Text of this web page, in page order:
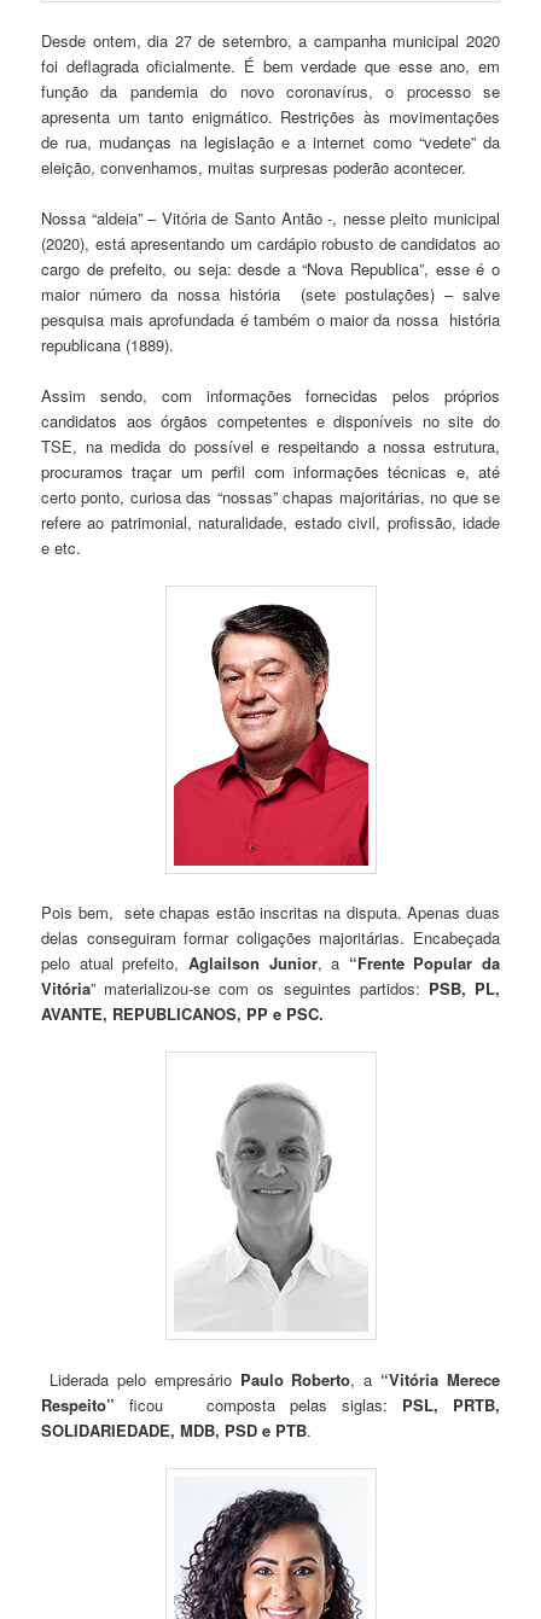
Desde ontem, dia 27 de setembro, a campanha municipal 2020
foi deflagrada oficialmente. É bem verdade que esse ano, em
função da pandemia do novo coronavírus, o processo se
apresenta um tanto enigmático. Restrições às movimentações
de rua, mudanças na legislação e a internet como “vedete” da
eleição, convenhamos, muitas surpresas poderão acontecer.
Nossa “aldeia” – Vitória de Santo Antão -, nesse pleito municipal
(2020), está apresentando um cardápio robusto de candidatos ao
cargo de prefeito, ou seja: desde a “Nova Republica”, esse é o
maior número da nossa história (sete postulações) – salve
pesquisa mais aprofundada é também o maior da nossa história
republicana (1889).
Assim sendo, com informações fornecidas pelos próprios
candidatos aos órgãos competentes e disponíveis no site do
TSE, na medida do possível e respeitando a nossa estrutura,
procuramos traçar um perfil com informações técnicas e, até
certo ponto, curiosa das “nossas” chapas majoritárias, no que se
refere ao patrimonial, naturalidade, estado civil, profissão, idade
e etc.
Pois bem, sete chapas estão inscritas na disputa. Apenas duas
delas conseguiram formar coligações majoritárias. Encabeçada
pelo atual prefeito, Aglailson Junior, a “Frente Popular da
Vitória” materializou-se com os seguintes partidos: PSB, PL,
AVANTE, REPUBLICANOS, PP e PSC.
Liderada pelo empresário Paulo Roberto, a “Vitória Merece
Respeito” ficou composta pelas siglas: PSL, PRTB,
SOLIDARIEDADE, MDB, PSD e PTB.